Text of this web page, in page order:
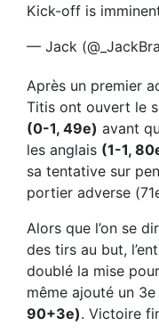
Kick-off is
— Jack
Après un premier
Titis ont ouvert le
(0-1, 49e) avant
les anglais (1-1,
sa tentative sur
portier adverse
Alors que l’on se
des tirs au but,
doublé la mise
même ajouté un
90+3e). Victoire